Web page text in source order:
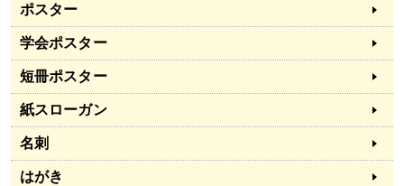
ポスター
学会ポスター
短冊ポスター
紙スローガン
名刺
はがき